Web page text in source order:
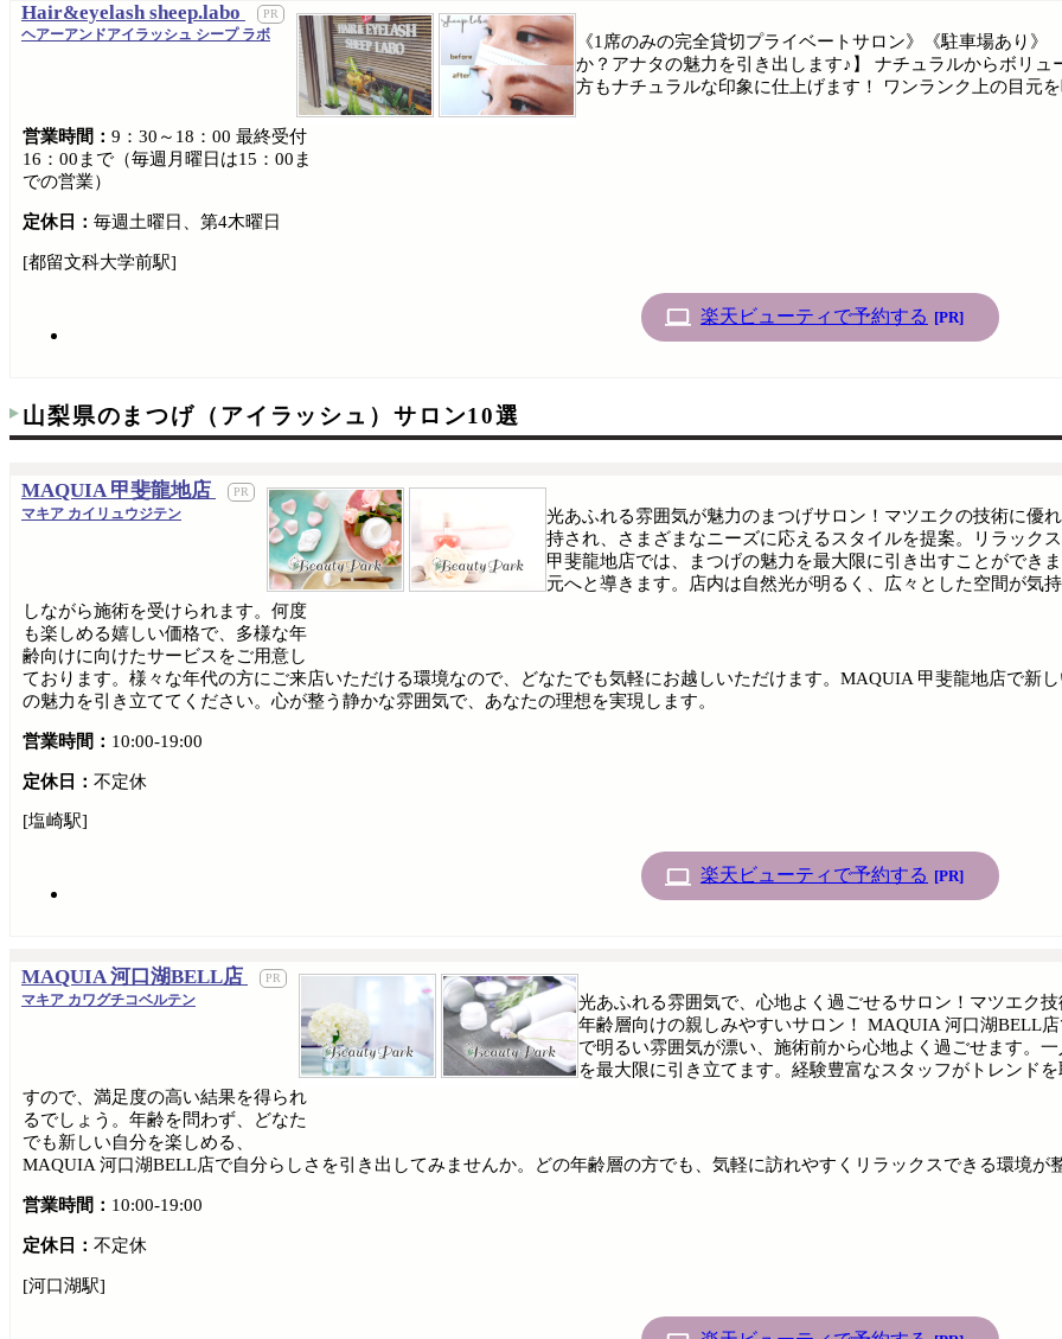
Hair&eyelash sheep.labo
ヘアーアンドアイラッシュ シープ ラボ
《1席のみの完全貸切プライベートサロン》《駐車場あり
か？アナタの魅力を引き出します♪】 ナチュラルからボリ
方もナチュラルな印象に仕上げます！ ワンランク上の目元
営業時間： 9：30～18：00 最終受付
16：00まで（毎週月曜日は15：00ま
での営業）
定休日： 毎週土曜日、第4木曜日
[都留文科大学前駅]
楽天ビューティで予約する [PR]
山梨県のまつげ（アイラッシュ）サロン10選
MAQUIA 甲斐龍地店
マキア カイリュウジテン
光あふれる雰囲気が魅力のまつげサロン！マツエクの技術に優
持され、さまざまなニーズに応えるスタイルを提案。リラック
甲斐龍地店では、まつげの魅力を最大限に引き出すことができ
元へと導きます。店内は自然光が明るく、広々とした空間が気
しながら施術を受けられます。何度
も楽しめる嬉しい価格で、多様な年
齢向けに向けたサービスをご用意し
ております。様々な年代の方にご来店いただける環境なので、どなたでも気軽にお越しいただけます。MAQUIA 甲斐龍地店で新
の魅力を引き立ててください。心が整う静かな雰囲気で、あなたの理想を実現します。
営業時間： 10:00-19:00
定休日： 不定休
[塩崎駅]
楽天ビューティで予約する [PR]
MAQUIA 河口湖BELL店
マキア カワグチコベルテン
光あふれる雰囲気で、心地よく過ごせるサロン！マツエク
年齢層向けの親しみやすいサロン！ MAQUIA 河口湖BELL
で明るい雰囲気が漂い、施術前から心地よく過ごせます。
を最大限に引き立てます。経験豊富なスタッフがトレンド
すので、満足度の高い結果を得られ
るでしょう。年齢を問わず、どなた
でも新しい自分を楽しめる、
MAQUIA 河口湖BELL店で自分らしさを引き出してみませんか。どの年齢層の方でも、気軽に訪れやすくリラックスできる環境が
営業時間： 10:00-19:00
定休日： 不定休
[河口湖駅]